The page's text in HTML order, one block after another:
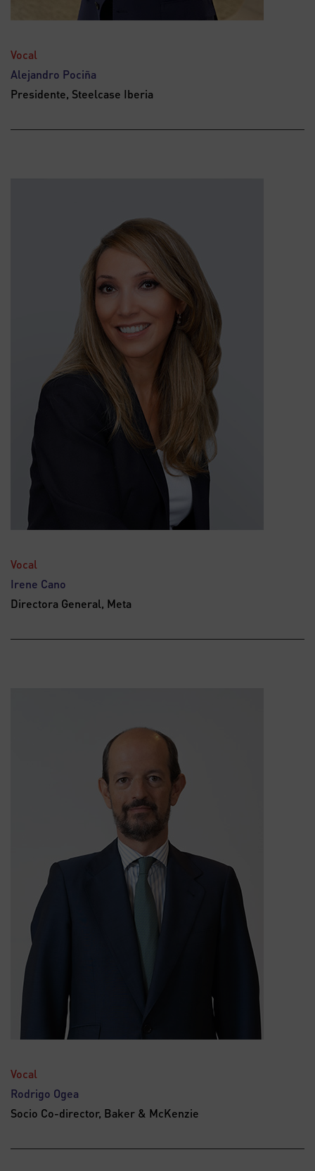
Vocal
Alejandro Pociña
Presidente, Steelcase Iberia
Vocal
Irene Cano
Directora General, Meta
Vocal
Rodrigo Ogea
Socio Co-director, Baker & McKenzie